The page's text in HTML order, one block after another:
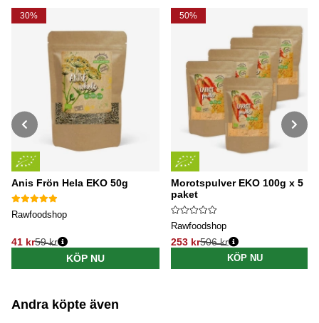
30%
Anis Frön Hela EKO 50g
Rawfoodshop
41 kr
Ordinarie pris:
59 kr
KÖP NU
50%
Morotspulver EKO 100g x 5
paket
Rawfoodshop
253 kr
Ordinarie pris:
506 kr
KÖP NU
Andra köpte även